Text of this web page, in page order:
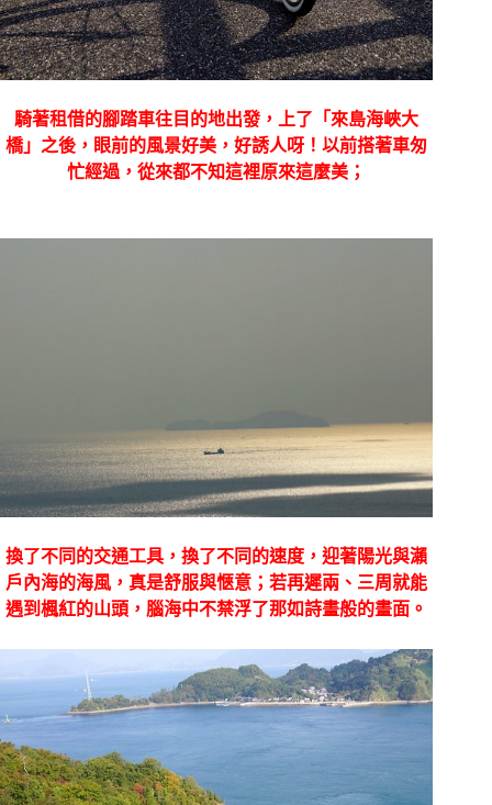
騎著租借的腳踏車往目的地出發，上了「來島海峽大
橋」之後，眼前的風景好美，好誘人呀！以前搭著車匆
忙經過，從來都不知這裡原來這麼美；
換了不同的交通工具，換了不同的速度，迎著陽光與瀨
戶內海的海風，真是舒服與愜意；若再遲兩、三周就能
遇到楓紅的山頭，腦海中不禁浮了那如詩畫般的畫面。